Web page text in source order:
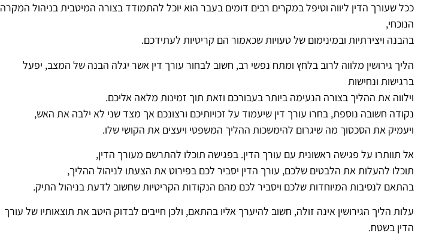
ככל שעורך הדין ליווה וטיפל במקרים רבים דומים בעבר הוא יוכל להתמודד בצורה המיטבית בניהול המקרה
הנוכחי,
בהבנה ויצירתיות ובמינימום של טעויות שכאמור הם קריטיות לעתידכם.
הליך גירושין מלווה לרוב בלחץ ומתח נפשי רב, חשוב לבחור עורך דין אשר יגלה הבנה של המצב, יפעל
ברגישות ונחישות
וילווה את ההליך בצורה הנעימה ביותר בעבורכם וזאת תוך זמינות מלאה אליכם.
נקודה חשובה נוספת, בחרו עורך דין שיעמוד על זכויותיכם ורצונכם אך מצד שני לא ילבה את האש,
ויעמיק את הסכסוך מה שיגרום להימשכות ההליך המשפטי ויעצים את הקושי שלו.
אל תוותרו על פגישה ראשונית עם עורך הדין. בפגישה תוכלו להתרשם מעורך הדין,
תוכלו להעלות את הלבטים שלכם, עורך הדין יסביר לכם בפירוט את הצעתו לניהול ההליך,
בהתאם לנסיבות המיוחדות שלכם ויסביר לכם מהם הנקודות הקריטיות שחשוב לדעת בניהול התיק.
עלות הליך הגירושין אינה זולה, חשוב להיערך אליו בהתאם, ולכן חייבים לבדוק היטב את תוצאותיו של עורך
הדין בשטח.